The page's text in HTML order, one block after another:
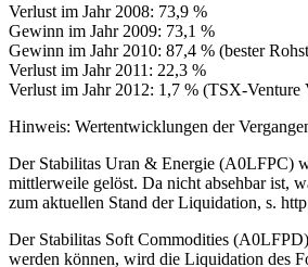
Verlust im Jahr 2008: 73,9 %
Gewinn im Jahr 2009: 73,1 %
Gewinn im Jahr 2010: 87,4 % (bester
Verlust im Jahr 2011: 22,3 %
Verlust im Jahr 2012: 1,7 % (TSX-Venture
Hinweis: Wertentwicklungen der
Der Stabilitas Uran & Energie (A0LFPC)
mittlerweile gelöst. Da nicht absehbar ist,
zum aktuellen Stand der Liquidation, s.
Der Stabilitas Soft Commodities
werden können, wird die Liquidation des